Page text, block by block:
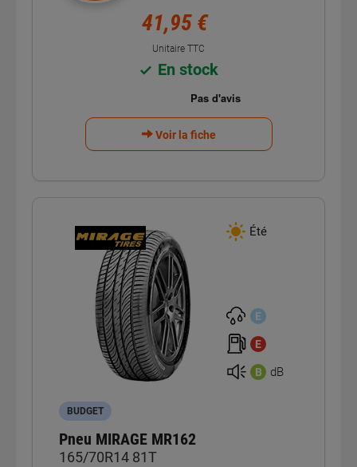
41,95 €
Unitaire TTC
En stock
Voir la fiche
Été
E
E
B dB
BUDGET
Pneu MIRAGE MR162
165/70R14 81T